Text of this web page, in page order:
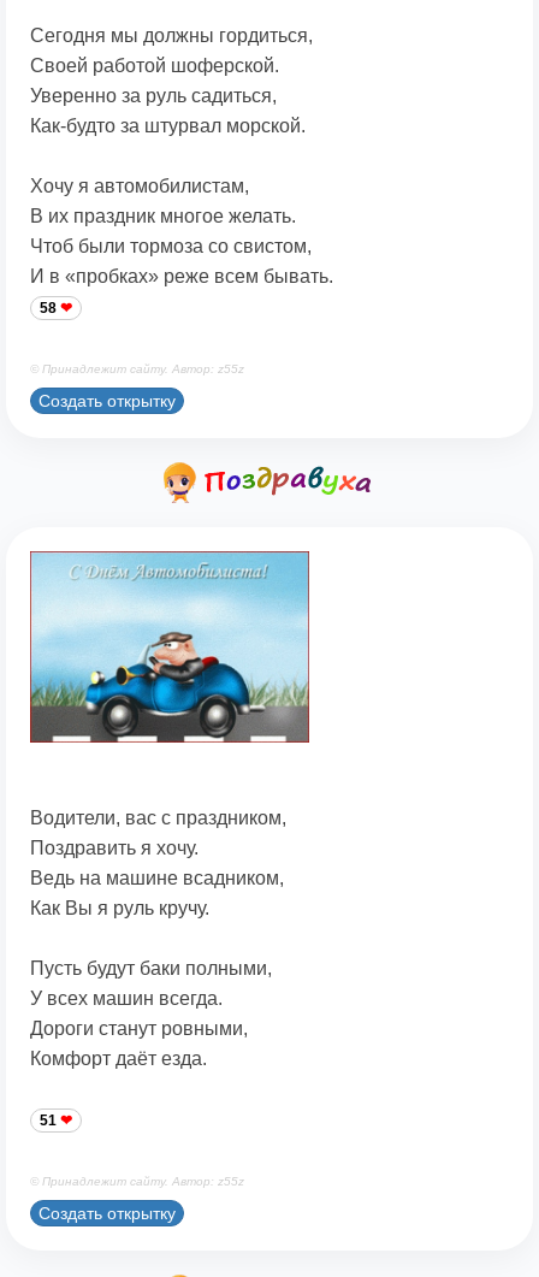
Сегодня мы должны гордиться,
Своей работой шоферской.
Уверенно за руль садиться,
Как-будто за штурвал морской.
Хочу я автомобилистам,
В их праздник многое желать.
Чтоб были тормоза со свистом,
И в «пробках» реже всем бывать.
58
© Принадлежит сайту. Автор: z55z
Создать открытку
Водители, вас с праздником,
Поздравить я хочу.
Ведь на машине всадником,
Как Вы я руль кручу.
Пусть будут баки полными,
У всех машин всегда.
Дороги станут ровными,
Комфорт даёт езда.
51
© Принадлежит сайту. Автор: z55z
Создать открытку